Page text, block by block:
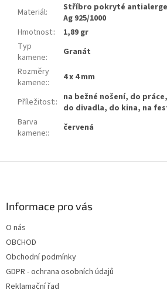
Materiál:
Stříbro pokryté
Ag 925/1000
Hmotnost::
1,89 gr
Typ
kamene:
Granát
Rozměry
kamene:: 4 x 4 mm
Příležitost:: na bežné nošení, do
do divadla, do kina, na
Barva
kamene:: červená
Informace pro vás
O nás
OBCHOD
Obchodní podmínky
GDPR - ochrana osobních údajů
Reklamační řad